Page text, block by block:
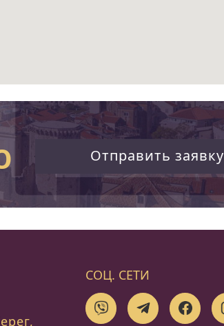
Отправить заявку
СОЦ. СЕТИ